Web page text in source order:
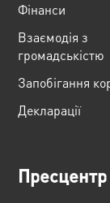
Фінанси
Взаємодія з
громадськістю
Запобігання
Декларації
Пресцентр